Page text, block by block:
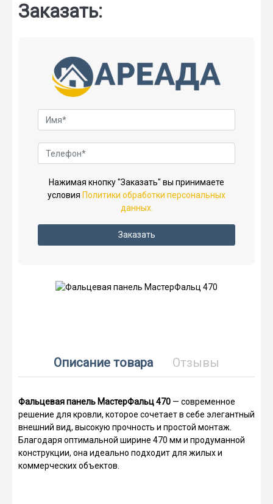
Заказать:
Нажимая кнопку "Заказать" вы принимаете
условия Политики обработки персональных
данных.
Заказать
Описание товара Отзывы
Фальцевая панель МастерФальц 470 — современное
решение для кровли, которое сочетает в себе элегантный
внешний вид, высокую прочность и простой монтаж.
Благодаря оптимальной ширине 470 мм и продуманной
конструкции, она идеально подходит для жилых и
коммерческих объектов.